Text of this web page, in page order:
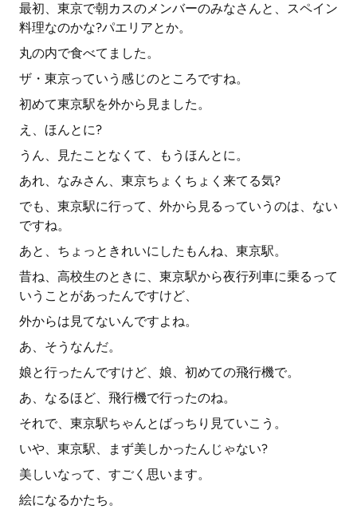
最初、東京で朝カスのメンバーのみなさんと、スペイン
料理なのかな?パエリアとか。
丸の内で食べてました。
ザ・東京っていう感じのところですね。
初めて東京駅を外から見ました。
え、ほんとに?
うん、見たことなくて、もうほんとに。
あれ、なみさん、東京ちょくちょく来てる気?
でも、東京駅に行って、外から見るっていうのは、ない
ですね。
あと、ちょっときれいにしたもんね、東京駅。
昔ね、高校生のときに、東京駅から夜行列車に乗るって
いうことがあったんですけど、
外からは見てないんですよね。
あ、そうなんだ。
娘と行ったんですけど、娘、初めての飛行機で。
あ、なるほど、飛行機で行ったのね。
それで、東京駅ちゃんとばっちり見ていこう。
いや、東京駅、まず美しかったんじゃない?
美しいなって、すごく思います。
絵になるかたち。